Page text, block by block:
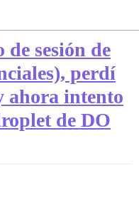
de sesión de
perdí
ahora intento
de DO